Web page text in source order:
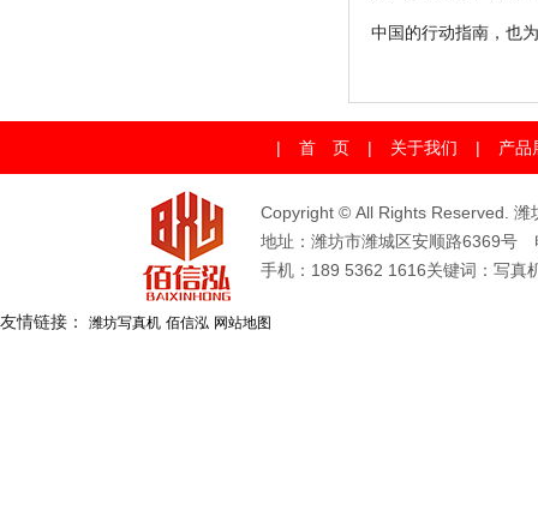
中国的行动指南，也
| 首 页 | 关于我们 | 产品
Copyright © All Rights Reserved. 潍
地址：潍坊市潍城区安顺路6369
手机：189 5362 1616关键词：写
友情链接： 潍坊写真机 佰信泓 网站地图